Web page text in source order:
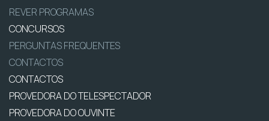
REVER PROGRAMAS
CONCURSOS
PERGUNTAS FREQUENTES
CONTACTOS
CONTACTOS
PROVEDORA DO TELESPECTADOR
PROVEDORA DO OUVINTE